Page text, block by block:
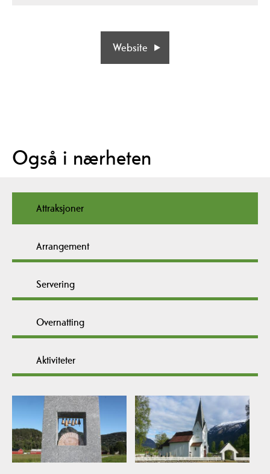
Website
Også i nærheten
Attraksjoner
Arrangement
Servering
Overnatting
Aktiviteter